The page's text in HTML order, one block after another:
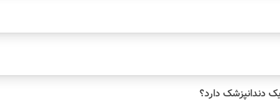
دندانپزشک دارد؟